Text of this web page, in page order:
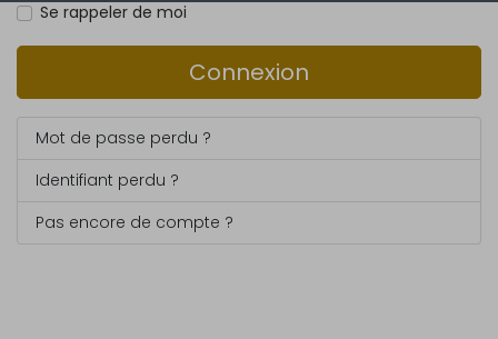
Se rappeler de moi
Connexion
Mot de passe perdu ?
Identifiant perdu ?
Pas encore de compte ?